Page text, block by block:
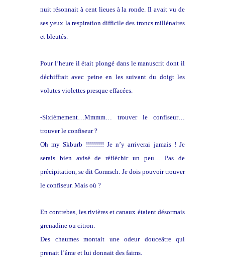
nuit résonnait à cent lieues à la ronde. Il avait vu de
ses yeux la respiration difficile des troncs millénaires
et bleutés.
Pour l’heure il était plongé dans le manuscrit dont il
déchiffrait avec peine en les suivant du doigt les
volutes violettes presque effacées.
-Sixièmement…Mmmm… trouver le confiseur…
trouver le confiseur ?
Oh my Skburb !!!!!!!!! Je n’y arriverai jamais ! Je
serais bien avisé de réfléchir un peu… Pas de
précipitation, se dit Gormsch. Je dois pouvoir trouver
le confiseur. Mais où ?
En contrebas, les rivières et canaux étaient désormais
grenadine ou citron.
Des chaumes montait une odeur douceâtre qui
prenait l’âme et lui donnait des faims.